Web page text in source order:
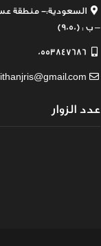
السعودية:- منطقة
– ب : (9050)
0553847686
عدد الزوار